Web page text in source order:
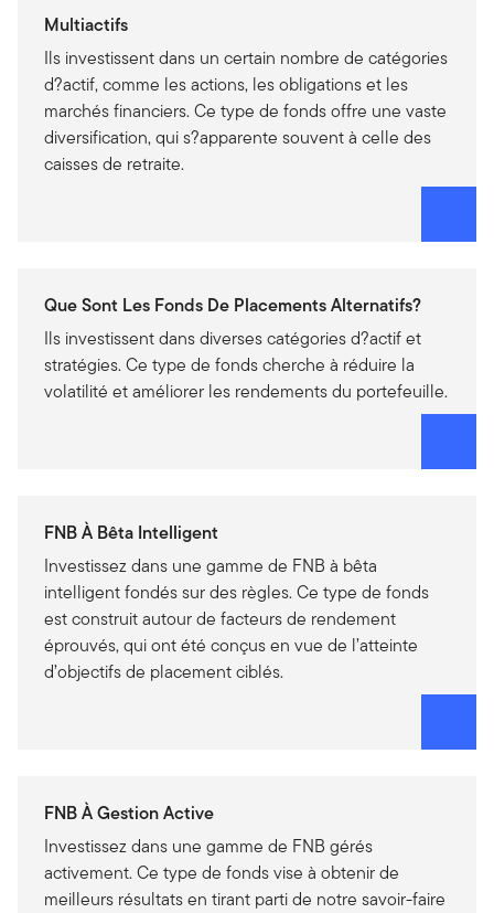
Multiactifs
Ils investissent dans un certain nombre de catégories
d?actif, comme les actions, les obligations et les
marchés financiers. Ce type de fonds offre une vaste
diversification, qui s?apparente souvent à celle des
caisses de retraite.
Que Sont Les Fonds De Placements Alternatifs?
Ils investissent dans diverses catégories d?actif et
stratégies. Ce type de fonds cherche à réduire la
volatilité et améliorer les rendements du portefeuille.
FNB À Bêta Intelligent
Investissez dans une gamme de FNB à bêta
intelligent fondés sur des règles. Ce type de fonds
est construit autour de facteurs de rendement
éprouvés, qui ont été conçus en vue de l’atteinte
d’objectifs de placement ciblés.
FNB À Gestion Active
Investissez dans une gamme de FNB gérés
activement. Ce type de fonds vise à obtenir de
meilleurs résultats en tirant parti de notre savoir-faire